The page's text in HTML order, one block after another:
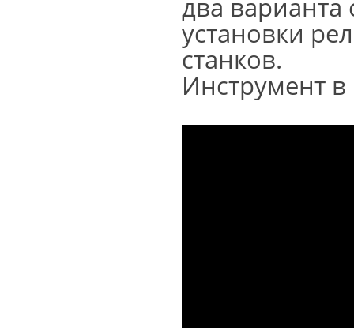
два варианта
установки
станков.
Инструмент в